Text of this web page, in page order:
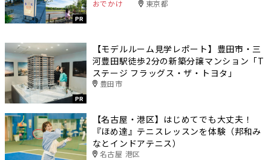
PR
おでかけ 東京都
PR
【モデルルーム見学レポート】豊田市・三
河豊田駅徒歩2分の新築分譲マンション「T
ステージ フラッグス・ザ・トヨタ」
豊田市
【名古屋・港区】はじめてでも大丈夫！
『ほめ達』テニスレッスンを体験（邦和み
なとインドアテニス）
名古屋 港区